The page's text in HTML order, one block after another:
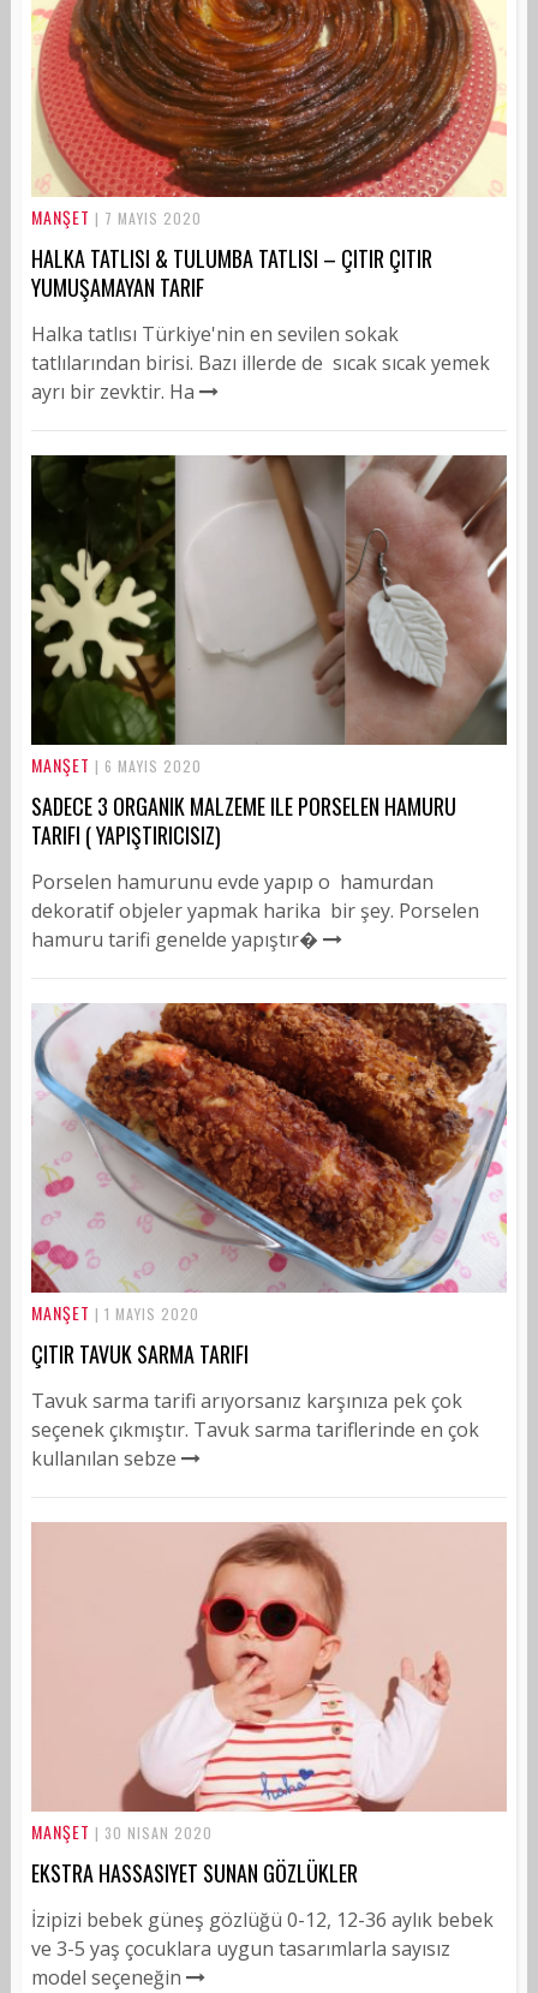
MANŞET | 7 MAYIS 2020
HALKA TATLISI & TULUMBA TATLISI – ÇITIR ÇITIR
YUMUŞAMAYAN TARIF
Halka tatlısı Türkiye'nin en sevilen sokak
tatlılarından birisi. Bazı illerde de sıcak sıcak yemek
ayrı bir zevktir. Ha
MANŞET | 6 MAYIS 2020
SADECE 3 ORGANIK MALZEME ILE PORSELEN HAMURU
TARIFI ( YAPIŞTIRICISIZ)
Porselen hamurunu evde yapıp o hamurdan
dekoratif objeler yapmak harika bir şey. Porselen
hamuru tarifi genelde yapıştır�
MANŞET | 1 MAYIS 2020
ÇITIR TAVUK SARMA TARIFI
Tavuk sarma tarifi arıyorsanız karşınıza pek çok
seçenek çıkmıştır. Tavuk sarma tariflerinde en çok
kullanılan sebze
MANŞET | 30 NISAN 2020
EKSTRA HASSASIYET SUNAN GÖZLÜKLER
İzipizi bebek güneş gözlüğü 0-12, 12-36 aylık bebek
ve 3-5 yaş çocuklara uygun tasarımlarla sayısız
model seçeneğin